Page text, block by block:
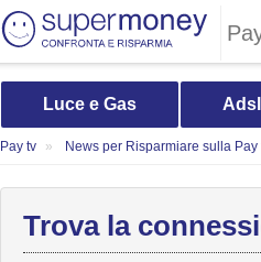
Luce e Gas
Pay tv News per Risparmiare sulla Pay
Trova la